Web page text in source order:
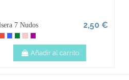
7 Nudos 2,50 €
Añadir al carrito